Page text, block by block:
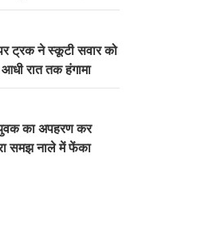
ट्रक ने स्कूटी सवार को
आधी रात तक हंगामा
का अपहरण कर
समझ नाले में फेंका